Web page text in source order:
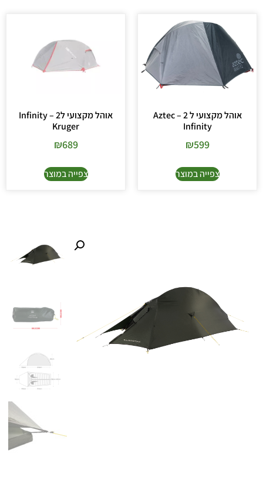
אוהל מקצועי ל 2 – Aztec
Infinity
₪599
צפייה במוצר
אוהל מקצועי ל2 – Infinity
Kruger
₪689
צפייה במוצר